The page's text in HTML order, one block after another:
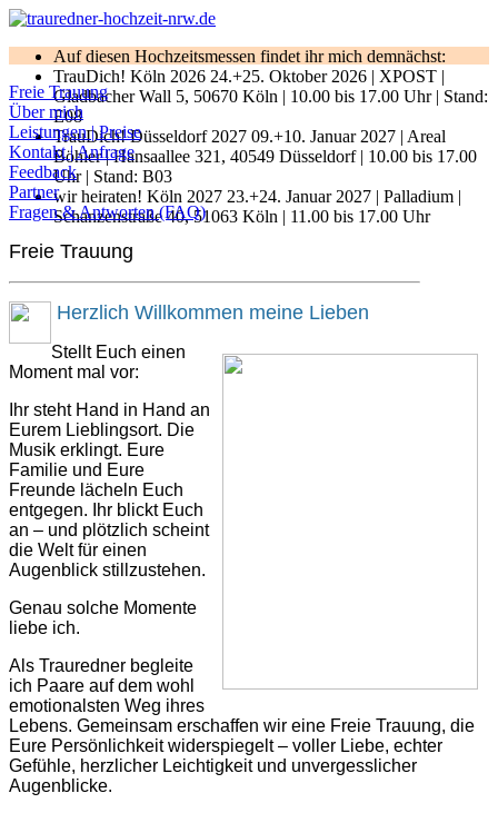
Auf diesen Hochzeitsmessen findet ihr mich demnächst:
TrauDich! Köln 2026 24.+25. Oktober 2026 | XPOST |
Gladbacher Wall 5, 50670 Köln | 10.00 bis 17.00 Uhr | Stand:
E08
TrauDich! Düsseldorf 2027 09.+10. Januar 2027 | Areal
Böhler | Hansaallee 321, 40549 Düsseldorf | 10.00 bis 17.00
Uhr | Stand: B03
wir heiraten! Köln 2027 23.+24. Januar 2027 | Palladium |
Schanzenstraße 40, 51063 Köln | 11.00 bis 17.00 Uhr
Freie Trauung
Über mich
Leistungen | Preise
Kontakt | Anfrage
Feedback
Partner
Fragen & Antworten (FAQ)
Freie Trauung
Herzlich Willkommen meine Lieben
Stellt Euch einen
Moment mal vor:
Ihr steht Hand in Hand an
Eurem Lieblingsort. Die
Musik erklingt. Eure
Familie und Eure
Freunde lächeln Euch
entgegen. Ihr blickt Euch
an – und plötzlich scheint
die Welt für einen
Augenblick stillzustehen.
Genau solche Momente
liebe ich.
Als Trauredner begleite
ich Paare auf dem wohl
emotionalsten Weg ihres
Lebens. Gemeinsam erschaffen wir eine Freie Trauung, die
Eure Persönlichkeit widerspiegelt – voller Liebe, echter
Gefühle, herzlicher Leichtigkeit und unvergesslicher
Augenblicke.